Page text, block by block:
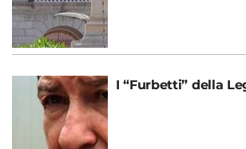
I “Furbetti” della